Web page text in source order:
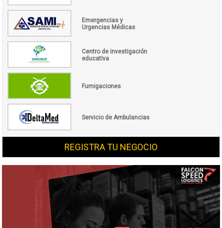
Emergencias y
Urgencias Médicas
Centro de investigación
educativa
Fumigaciones
Servicio de Ambulancias
REGISTRA TU NEGOCIO